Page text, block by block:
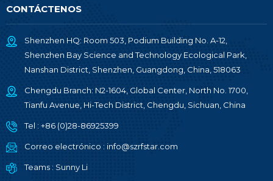
CONTÁCTENOS
Shenzhen HQ: Room 503, Podium Building No. A-12,
Shenzhen Bay Science and Technology Ecological Park,
Nanshan District, Shenzhen, Guangdong, China, 518063
Chengdu Branch: N2-1604, Global Center, North No. 1700,
Tianfu Avenue, Hi-Tech District, Chengdu, Sichuan, China
Tel : +86 (0)28-86925399
Correo electrónico : info@szrfstar.com
Teams : Sunny Li